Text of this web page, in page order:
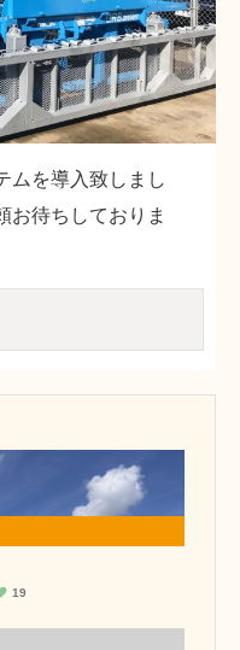
ムを導入致しまし
お待ちしておりま
19